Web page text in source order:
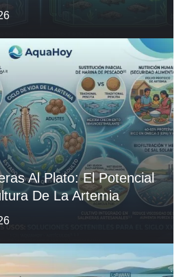
Al Plato: El Potencial
De La Artemia